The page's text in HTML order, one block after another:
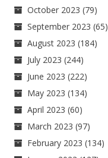
October 2023 (79)
September 2023 (65)
August 2023 (184)
July 2023 (244)
June 2023 (222)
May 2023 (134)
April 2023 (60)
March 2023 (97)
February 2023 (134)